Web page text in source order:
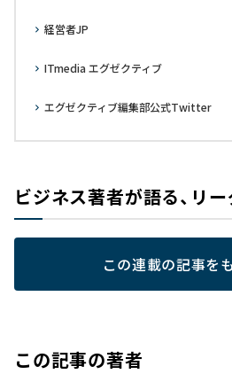
経営者JP
ITmedia エグゼクティブ
エグゼクティブ編集部公式Twitter
ビジネス著者が語る、リ
この連載の記事を
この記事の著者